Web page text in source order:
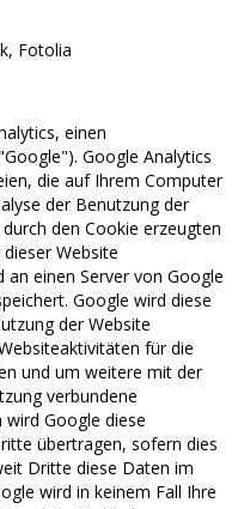
Fotolia
einen
Google Analytics
die auf Ihrem Computer
der Benutzung der
den Cookie erzeugten
Website
an einen Server von Google
Google wird diese
der Website
für die
und um weitere mit der
verbundene
wird Google diese
übertragen, sofern dies
Dritte diese Daten im
wird in keinem Fall Ihre